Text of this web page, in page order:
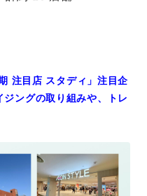
注目店 スタディ」注目企
ングの取り組みや、トレ